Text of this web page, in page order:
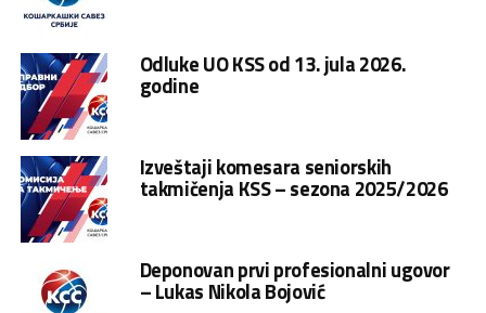
Odluke UO KSS od 13. jula 2026.
godine
Izveštaji komesara seniorskih
takmičenja KSS – sezona 2025/2026
Deponovan prvi profesionalni ugovor
– Lukas Nikola Bojović